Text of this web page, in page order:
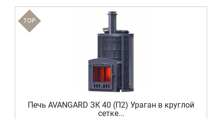
TOP
Печь AVANGARD ЗК 40 (П2) Ураган в круглой
сетке...